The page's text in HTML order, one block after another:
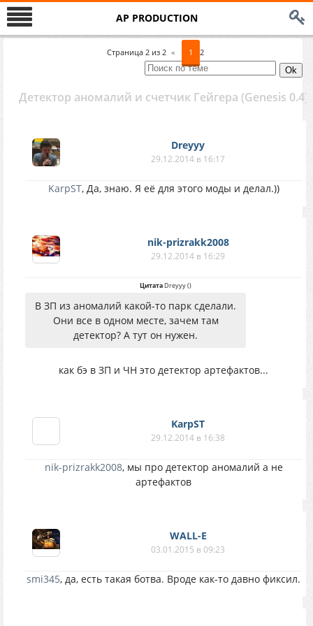
AP PRODUCTION
Страница 2 из 2 « 1 2
Детектор аномалий и счетчик Гейгера (Genesis 0.4)
Dreyyy
29.12.2014 в 16:17
KarpST, Да, знаю. Я её для этого моды и делал.))
nik-prizrakk2008
29.12.2014 в 16:29
ЦитатаDreyyy()
В ЗП из аномалий какой-то парк сделали.
Они все в одном месте, зачем там
детектор? А тут он нужен.
как бэ в ЗП и ЧН это детектор артефактов...
KarpST
29.12.2014 в 16:38
nik-prizrakk2008, мы про детектор аномалий а не
артефактов
WALL-E
03.01.2015 в 09:23
smi345, да, есть такая ботва. Вроде как-то давно фиксил.